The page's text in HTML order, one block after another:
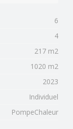
6
4
217 m2
1020 m2
2023
Individuel
PompeChaleur